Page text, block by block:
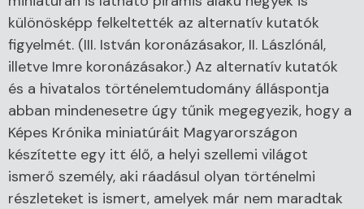
különösképp felkeltették az alternatív kutatók
figyelmét. (III. István koronázásakor, II. Lászlónál,
illetve Imre koronázásakor.) Az alternatív kutatók
és a hivatalos történelemtudomány álláspontja
abban mindenesetre úgy tűnik megegyezik, hogy a
Képes Krónika miniatúráit Magyarországon
készítette egy itt élő, a helyi szellemi világot
ismerő személy, aki ráadásul olyan történelmi
részleteket is ismert, amelyek már nem maradtak